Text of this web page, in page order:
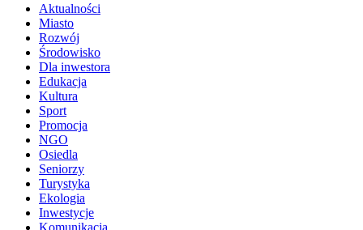
Aktualności
Miasto
Rozwój
Środowisko
Dla inwestora
Edukacja
Kultura
Sport
Promocja
NGO
Osiedla
Seniorzy
Turystyka
Ekologia
Inwestycje
Komunikacja